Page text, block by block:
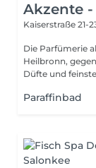
Akzente
Kaiserstraße 21-
Die Parfümerie
Heilbronn,
Düfte und
Paraffinbad